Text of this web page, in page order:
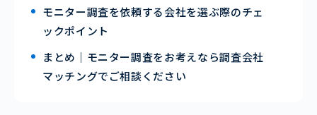
モニター調査を依頼する会社を選ぶ際のチェ
ックポイント
まとめ｜モニター調査をお考えなら調査会社
マッチングでご相談ください